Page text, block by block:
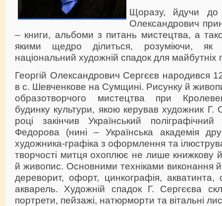
Щоразу, йдучи до
Олександрович
– книги, альбоми з питань мистецтва, а
якими щедро ділиться, розуміючи, як
національний художній спадок для майбутніх
Георгій Олександрович Сергєєв народився
в с. Шевченкове на Сумщині. Рисунку й
образотворчого мистецтва при
будинку культури, якою керував художник
році закінчив Український
Федорова (нині – Українська академія
художника-графіка з оформлення та
творчості митця охоплює не лише книжкову
й живопис. Основними техніками виконання
дереворит, офорт, цинкографія, акватинта,
акварель. Художній спадок Г. Сергєєва
портрети, пейзажі, натюрморти та вітальні